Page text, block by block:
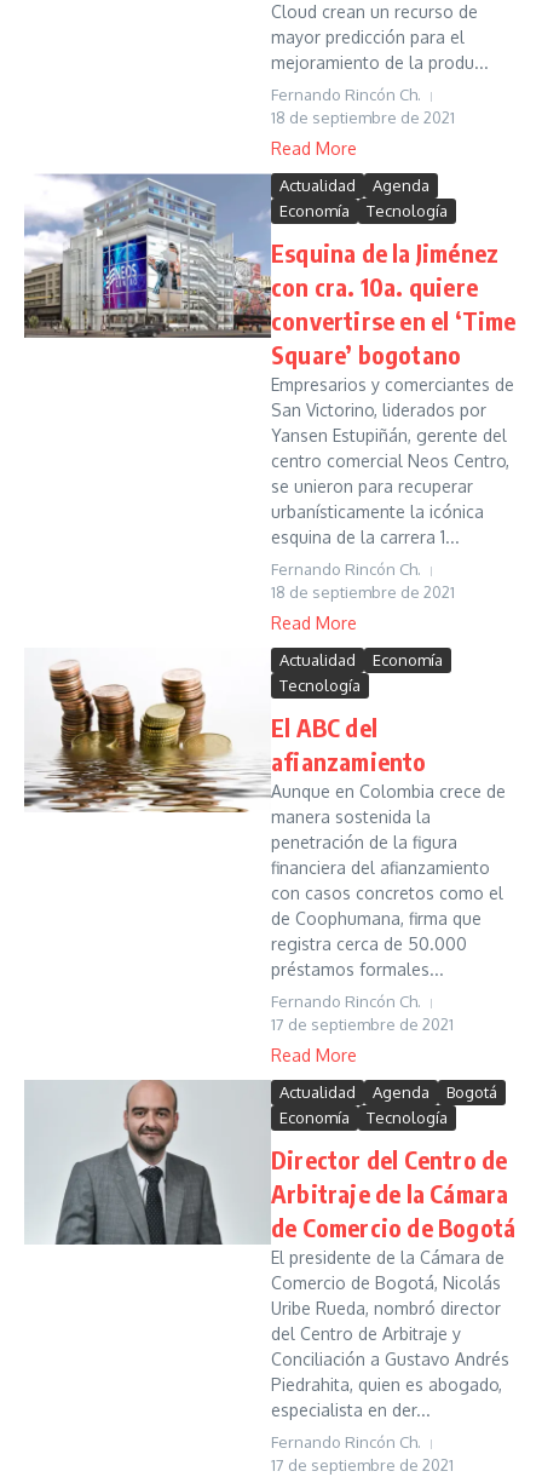
Cloud crean un recurso de
mayor predicción para el
mejoramiento de la produ...
Fernando Rincón Ch.
18 de septiembre de 2021
Read More
Actualidad
Agenda
Economía
Tecnología
Esquina de la Jiménez
con cra. 10a. quiere
convertirse en el ‘Time
Square’ bogotano
Empresarios y comerciantes de
San Victorino, liderados por
Yansen Estupiñán, gerente del
centro comercial Neos Centro,
se unieron para recuperar
urbanísticamente la icónica
esquina de la carrera 1...
Fernando Rincón Ch.
18 de septiembre de 2021
Read More
Actualidad
Economía
Tecnología
El ABC del
afianzamiento
Aunque en Colombia crece de
manera sostenida la
penetración de la figura
financiera del afianzamiento
con casos concretos como el
de Coophumana, firma que
registra cerca de 50.000
préstamos formales...
Fernando Rincón Ch.
17 de septiembre de 2021
Read More
Actualidad Agenda
Bogotá
Economía
Tecnología
Director del Centro de
Arbitraje de la Cámara
de Comercio de Bogotá
El presidente de la Cámara de
Comercio de Bogotá, Nicolás
Uribe Rueda, nombró director
del Centro de Arbitraje y
Conciliación a Gustavo Andrés
Piedrahita, quien es abogado,
especialista en der...
Fernando Rincón Ch.
17 de septiembre de 2021